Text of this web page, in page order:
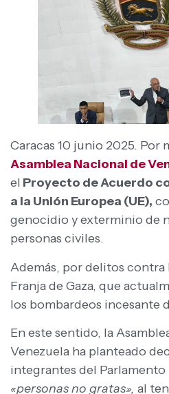
Caracas 10 junio 2025. Por
Asamblea Nacional de
el Proyecto de Acuerdo
a la Unión Europea (UE),
genocidio y exterminio de
personas civiles.
Además, por delitos contra
Franja de Gaza, que
los bombardeos incesante
En este sentido, la
Venezuela ha planteado
integrantes del
«personas no gratas», al